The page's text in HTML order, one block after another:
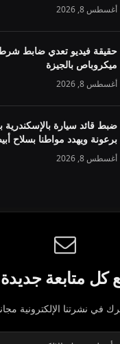
أغسطس 8, 2026
حقيقة فيديو تعدي ضابط
ميكروباص بالجيزة
أغسطس 8, 2026
ضبط قائد سيارة بالإسكندرية
برعونة ويهدد مواطنا بسلاح
أغسطس 8, 2026
كل متابعة جديدة
في نشرتنا الإلكترونية